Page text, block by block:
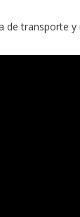
de transporte